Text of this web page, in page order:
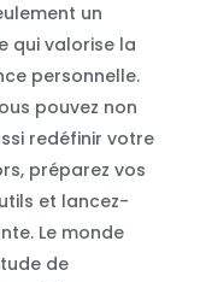
un
qui valorise la
personnelle.
pouvez non
redéfinir votre
préparez vos
et lancez-
Le monde
de